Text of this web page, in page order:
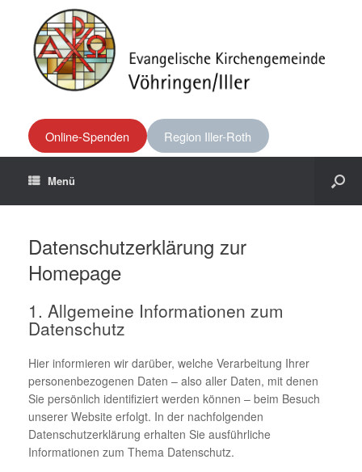
Online-Spenden Region Iller-Roth
Menü
Datenschutzerklärung zur
Homepage
1. Allgemeine Informationen zum
Datenschutz
Hier informieren wir darüber, welche Verarbeitung Ihrer
personenbezogenen Daten – also aller Daten, mit denen
Sie persönlich identifiziert werden können – beim Besuch
unserer Website erfolgt. In der nachfolgenden
Datenschutzerklärung erhalten Sie ausführliche
Informationen zum Thema Datenschutz.